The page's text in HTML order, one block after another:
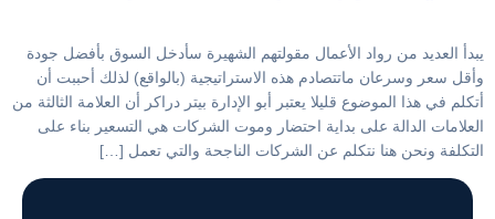
يبدأ العديد من رواد الأعمال مقولتهم الشهيرة سأدخل السوق بأفضل جودة
وأقل سعر وسرعان ماتتصادم هذه الاستراتيجية (بالواقع) لذلك أحببت أن
أتكلم في هذا الموضوع قليلا يعتبر أبو الإدارة بيتر دراكر أن العلامة الثالثة من
العلامات الدالة على بداية احتضار وموت الشركات هي التسعير بناء على
التكلفة ونحن هنا نتكلم عن الشركات الناجحة والتي تعمل […]